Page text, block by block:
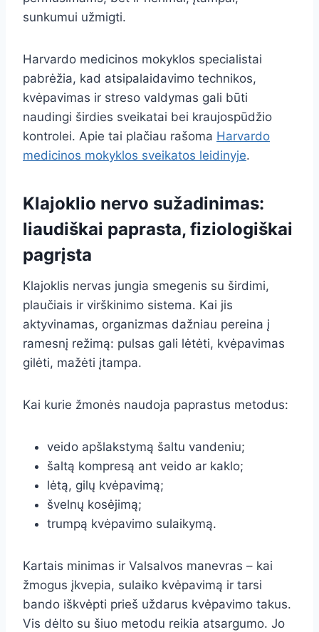
sunkumui užmigti.
Harvardo medicinos mokyklos specialistai
pabrėžia, kad atsipalaidavimo technikos,
kvėpavimas ir streso valdymas gali būti
naudingi širdies sveikatai bei kraujospūdžio
kontrolei. Apie tai plačiau rašoma Harvardo
medicinos mokyklos sveikatos leidinyje.
Klajoklio nervo sužadinimas:
liaudiškai paprasta, fiziologiškai
pagrįsta
Klajoklis nervas jungia smegenis su širdimi,
plaučiais ir virškinimo sistema. Kai jis
aktyvinamas, organizmas dažniau pereina į
ramesnį režimą: pulsas gali lėtėti, kvėpavimas
gilėti, mažėti įtampa.
Kai kurie žmonės naudoja paprastus metodus:
veido apšlakstymą šaltu vandeniu;
šaltą kompresą ant veido ar kaklo;
lėtą, gilų kvėpavimą;
švelnų kosėjimą;
trumpą kvėpavimo sulaikymą.
Kartais minimas ir Valsalvos manevras – kai
žmogus įkvepia, sulaiko kvėpavimą ir tarsi
bando iškvėpti prieš uždarus kvėpavimo takus.
Vis dėlto su šiuo metodu reikia atsargumo. Jo